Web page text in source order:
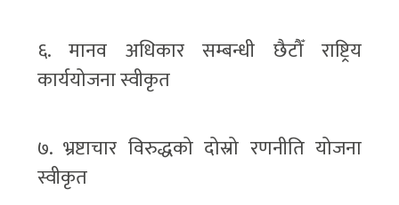
६. मानव अधिकार सम्बन्धी छैटौँ राष्ट्रिय
कार्ययोजना स्वीकृत
७. भ्रष्टाचार विरुद्धको दोस्रो रणनीति योजना
स्वीकृत